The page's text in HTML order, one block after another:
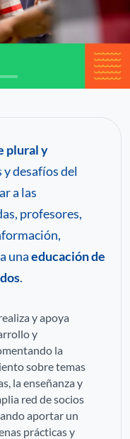
plural y
desafíos del
a las
profesores,
unaeducación de
.
y apoya
y
la
sobre temas
la enseñanza y
red de socios
aportar un
prácticas y